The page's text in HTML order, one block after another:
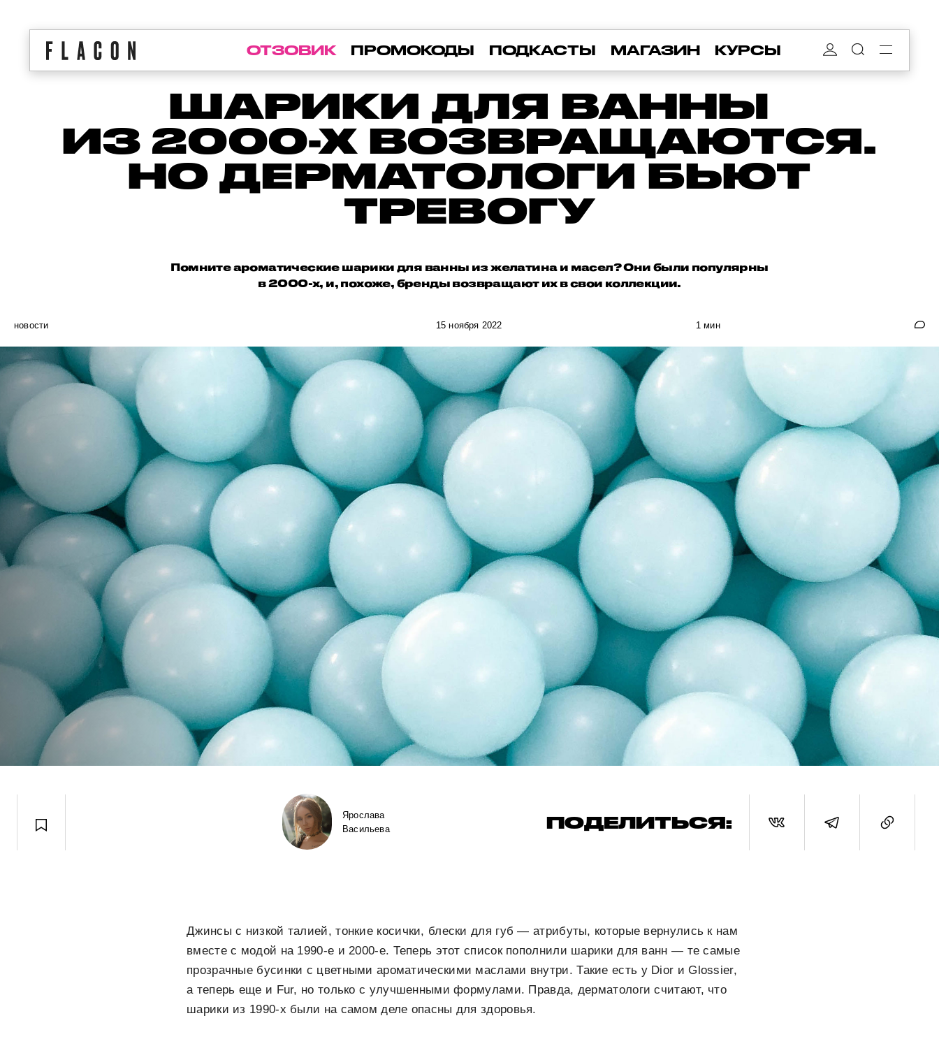
ОТЗОВИК ПРОМОКОДЫ ПОДКАСТЫ МАГАЗИН КУРСЫ
ШАРИКИ ДЛЯ ВАННЫ
ИЗ 2000-Х ВОЗВРАЩАЮТСЯ.
НО ДЕРМАТОЛОГИ БЬЮТ
ТРЕВОГУ
Помните ароматические шарики для ванны из желатина и масел? Они были популярны
в 2000-х, и, похоже, бренды возвращают их в свои коллекции.
новости 15 ноября 2022 1 мин
Ярослава
Васильева
ПОДЕЛИТЬСЯ:
Джинсы с низкой талией, тонкие косички, блески для губ — атрибуты, которые вернулись к нам
вместе с модой на 1990-е и 2000-е. Теперь этот список пополнили шарики для ванн — те самые
прозрачные бусинки с цветными ароматическими маслами внутри. Такие есть у Dior и Glossier,
а теперь еще и Fur, но только с улучшенными формулами. Правда, дерматологи считают, что
шарики из 1990-х были на самом деле опасны для здоровья.